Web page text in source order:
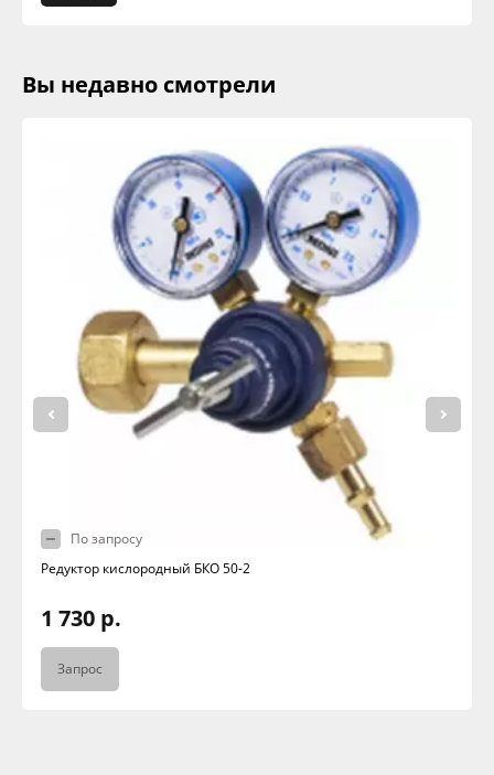
Вы недавно смотрели
По запросу
Редуктор кислородный БКО 50-2
1 730 р.
Запрос